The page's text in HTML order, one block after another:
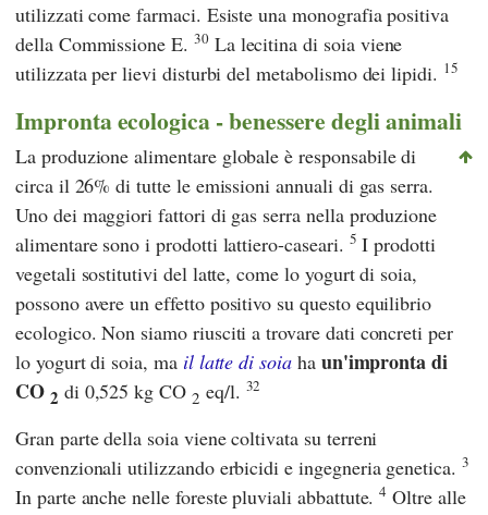
utilizzati come farmaci. Esiste una monografia positiva
della Commissione E. 30La lecitina di soia viene
utilizzata per lievi disturbi del metabolismo dei lipidi. 15
Impronta ecologica - benessere degli animali
La produzione alimentare globale è responsabile di
circa il 26% di tutte le emissioni annuali di gas serra.
Uno dei maggiori fattori di gas serra nella produzione
alimentare sono i prodotti lattiero-caseari. 5 I prodotti
vegetali sostitutivi del latte, come lo yogurt di soia,
possono avere un effetto positivo su questo equilibrio
ecologico. Non siamo riusciti a trovare dati concreti per
lo yogurt di soia, ma il latte di soiaha un'impronta di
CO 2 di 0,525 kg CO 2 eq/l. 32
Gran parte della soia viene coltivata su terreni
convenzionali utilizzando erbicidi e ingegneria genetica. 3
In parte anche nelle foreste pluviali abbattute.4 Oltre alle